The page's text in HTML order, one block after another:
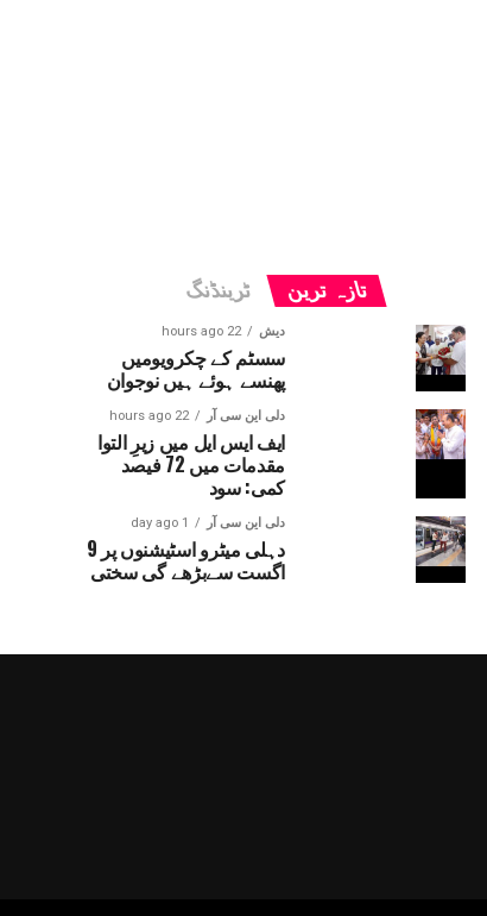
تازہ ترین ٹرینڈنگ
دیش 22 hours ago
سسٹم کے چکرویومیں
پھنسے ہوئے ہیں نوجوان
دلی این سی آر 22 hours ago
ایف ایس ایل میں زیرِ التوا
مقدمات میں 72 فیصد
کمی: سود
دلی این سی آر 1 day ago
دہلی میٹرو اسٹیشنوں پر 9
اگست سےبڑھے گی سختی